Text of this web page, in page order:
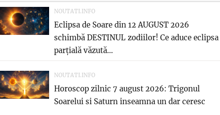
NOUTATI.INFO
Eclipsa de Soare din 12 AUGUST 2026
schimbă DESTINUL zodiilor! Ce aduce eclipsa
parțială văzută...
NOUTATI.INFO
Horoscop zilnic 7 august 2026: Trigonul
Soarelui si Saturn inseamna un dar ceresc